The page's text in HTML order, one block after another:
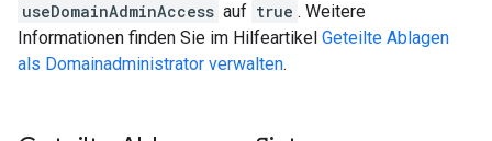
useDomainAdminAccess auf true . Weitere
Informationen finden Sie im Hilfeartikel Geteilte Ablagen
als Domainadministrator verwalten.